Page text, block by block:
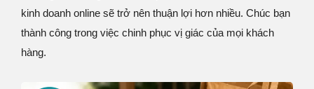
kinh doanh online sẽ trở nên thuận lợi hơn nhiều. Chúc bạn
thành công trong việc chinh phục vị giác của mọi khách
hàng.